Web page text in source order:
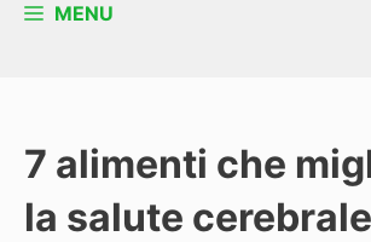
MENU
7 alimenti che
la salute cerebrale